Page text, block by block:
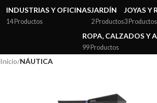
INDUSTRIAS Y OFICINAS
14 Productos
JARDÍN
2 Productos
JOYAS Y
3 Productos
ROPA, CALZADOS Y
99 Productos
Inicio/NÁUTICA